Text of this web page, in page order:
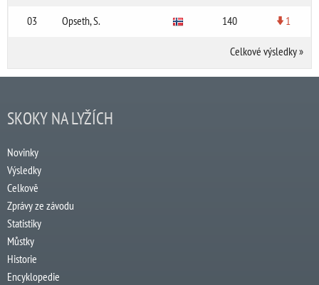
03 Opseth, S. 140 1
Celkové výsledky»
SKOKY NA LYŽÍCH
Novinky
Výsledky
Celkově
Zprávy ze závodu
Statistiky
Můstky
Historie
Encyklopedie